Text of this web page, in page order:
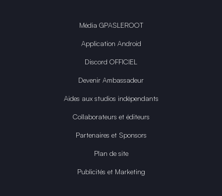
Média GPASLEROOT
Application Android
Discord OFFICIEL
Devenir Ambassadeur
Aides aux studios indépendants
Collaborateurs et éditeurs
Partenaires et Sponsors
Plan de site
Publicités et Marketing